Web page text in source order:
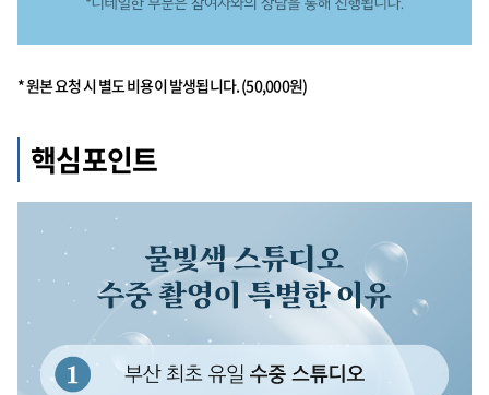
* 원본 요청 시 별도 비용이 발생됩니다. (50,000원)
핵심포인트